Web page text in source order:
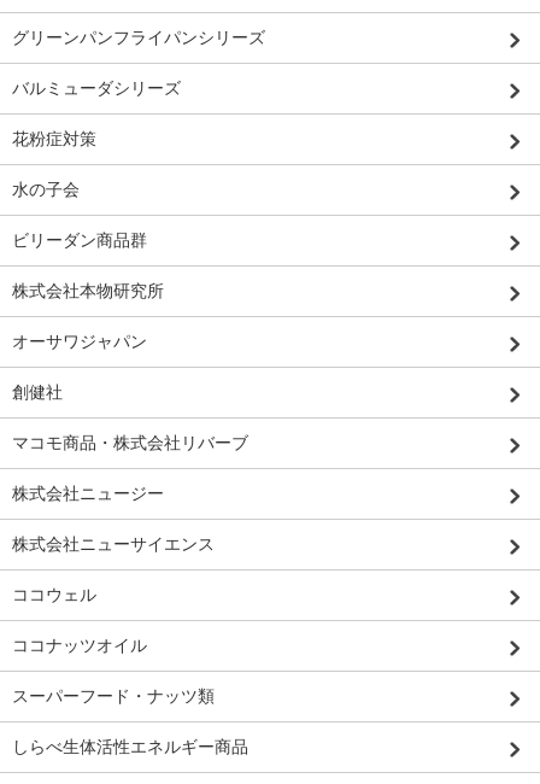
グリーンパンフライパンシリーズ
バルミューダシリーズ
花粉症対策
水の子会
ビリーダン商品群
株式会社本物研究所
オーサワジャパン
創健社
マコモ商品・株式会社リバーブ
株式会社ニュージー
株式会社ニューサイエンス
ココウェル
ココナッツオイル
スーパーフード・ナッツ類
しらべ生体活性エネルギー商品